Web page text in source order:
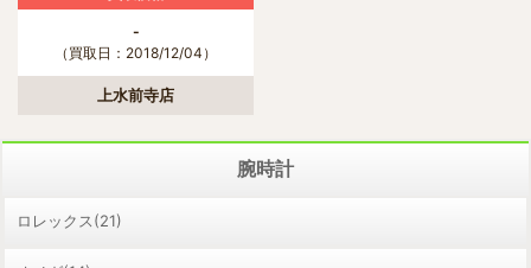
-
（買取日：2018/12/04）
上水前寺店
腕時計
ロレックス(21)